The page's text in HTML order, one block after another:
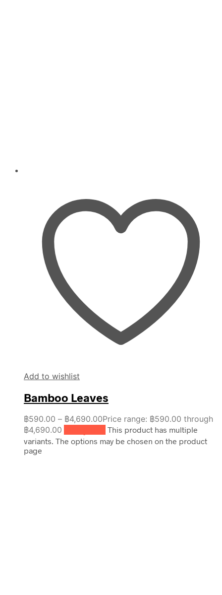
Add to wishlist
Bamboo Leaves
฿590.00 – ฿4,690.00Price range: ฿590.00 through
฿4,690.00
This product has multiple
variants. The options may be chosen on the product
page